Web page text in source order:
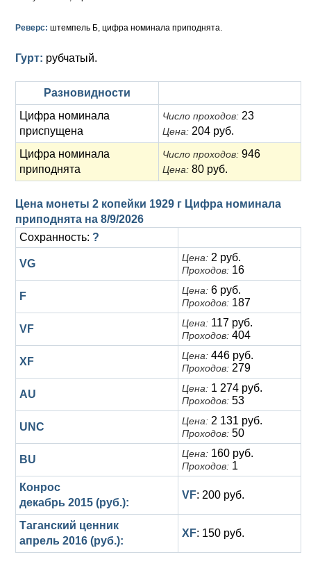
Для Молдавии и Валахии
Таврические монеты
Медь
Для Пруссии
Ливонезы
Альбертусталер
Петр II (1727-1730)
Екатерина I (1725-1727)
Петр I (1682-1725)
Золото
Серебро
Медь
Для Речи Посполитой
Реверс: штемпель Б, цифра номинала приподнята.
Гурт: рубчатый.
Разновидности
Цифра номинала
приспущена
Число проходов: 23
Цена: 204 руб.
Цифра номинала
приподнята
Число проходов: 946
Цена: 80 руб.
Цена монеты 2 копейки 1929 г Цифра номинала
приподнята на 8/9/2026
Сохранность: ?
VG Цена: 2 руб.
Проходов: 16
F Цена: 6 руб.
Проходов: 187
VF Цена: 117 руб.
Проходов: 404
XF Цена: 446 руб.
Проходов: 279
AU Цена: 1 274 руб.
Проходов: 53
UNC Цена: 2 131 руб.
Проходов: 50
BU Цена: 160 руб.
Проходов: 1
Конрос
декабрь 2015 (руб.):
VF: 200 руб.
Таганский ценник
апрель 2016 (руб.):
XF: 150 руб.